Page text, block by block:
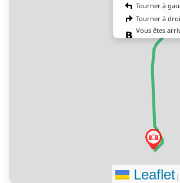
Tourner à
Tourner à
Vous êtes
destination,
Leaflet |